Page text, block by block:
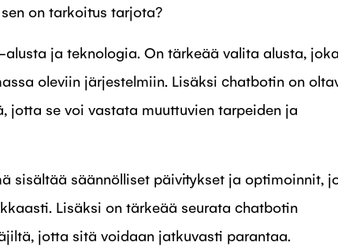
on tarkoitus tarjota?
ja teknologia. On tärkeää valita alusta,
oleviin järjestelmiin. Lisäksi chatbotin on
jotta se voi vastata muuttuvien tarpeiden ja
sisältää säännölliset päivitykset ja optimoinnit,
Lisäksi on tärkeää seurata chatbotin
jotta sitä voidaan jatkuvasti parantaa.